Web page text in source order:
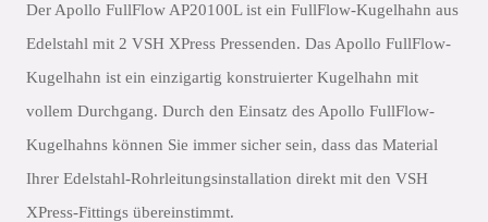
Der Apollo FullFlow AP20100L ist ein FullFlow-Kugelhahn aus
Edelstahl mit 2 VSH XPress Pressenden. Das Apollo FullFlow-
Kugelhahn ist ein einzigartig konstruierter Kugelhahn mit
vollem Durchgang. Durch den Einsatz des Apollo FullFlow-
Kugelhahns können Sie immer sicher sein, dass das Material
Ihrer Edelstahl-Rohrleitungsinstallation direkt mit den VSH
XPress-Fittings übereinstimmt.